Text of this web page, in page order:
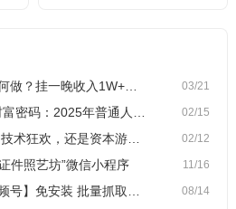
03/21
入1W+，这份教程，小白可做~
02/15
年普通人如何抓住AI创业风口？
02/12
狂欢，还是资本游戏？
11/16
件照艺坊”微信小程序
08/14
免安装 批量抓取媒体文件